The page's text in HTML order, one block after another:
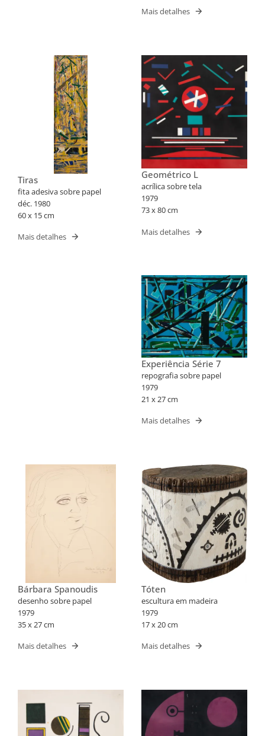
Mais detalhes
Tiras
fita adesiva sobre papel
déc. 1980
60 x 15 cm
Mais detalhes
Geométrico L
acrílica sobre tela
1979
73 x 80 cm
Mais detalhes
Experiência Série 7
repografia sobre papel
1979
21 x 27 cm
Mais detalhes
Bárbara Spanoudis
desenho sobre papel
1979
35 x 27 cm
Mais detalhes
Tóten
escultura em madeira
1979
17 x 20 cm
Mais detalhes